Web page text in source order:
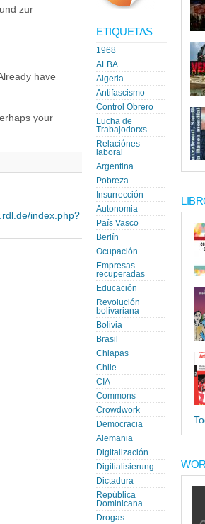
zur
have
your
index.php?
ETIQUETAS
1968
ALBA
Algeria
Antifascismo
Control Obrero
Lucha de
Trabajodorxs
Relaciónes
laboral
Argentina
Pobreza
Insurrección
Autonomia
País Vasco
Berlín
Ocupación
Empresas
recuperadas
Educación
Revolución
bolivariana
Bolivia
Brasil
Chiapas
Chile
CIA
Commons
Crowdwork
Democracia
Alemania
Digitalización
Digitialisierung
Dictadura
República
Dominicana
Drogas